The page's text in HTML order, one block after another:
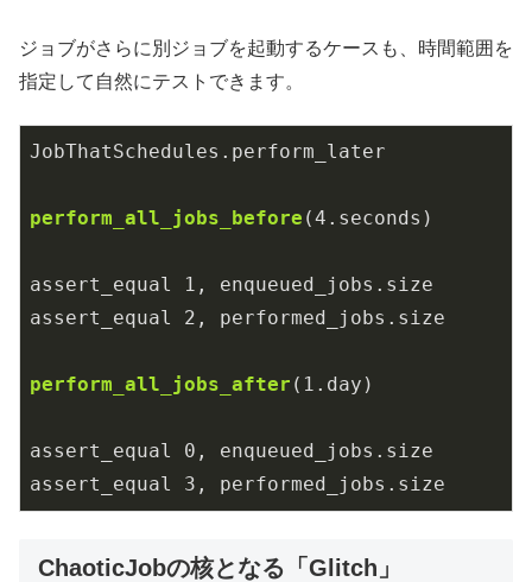
ジョブがさらに別ジョブを起動するケースも、時間範囲を
指定して自然にテストできます。
JobThatSchedules .perform_later
perform_all_jobs_before (4 .seconds)
assert_equal 1 , enqueued_jobs .size
assert_equal 2 , performed_jobs .size
perform_all_jobs_after ( 1 .day)
assert_equal 0 , enqueued_jobs .size
assert_equal 3 , performed_jobs.size
ChaoticJobの核となる「Glitch」